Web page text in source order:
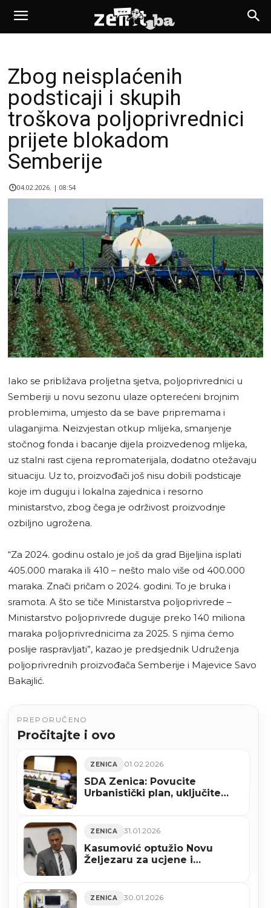
Zbog neisplaćenih
podsticaji i skupih
troškova poljoprivrednici
prijete blokadom
Semberije
04.02.2026. | 08:54
Iako se približava proljetna sjetva, poljoprivrednici u
Semberiji u novu sezonu ulaze opterećeni brojnim
problemima, umjesto da se bave pripremama i
ulaganjima. Neizvjestan otkup mlijeka, smanjenje
stočnog fonda i bacanje dijela proizvedenog mlijeka,
uz stalni rast cijena repromaterijala, dodatno otežavaju
situaciju. Uz to, proizvođači još nisu dobili podsticaje
koje im duguju i lokalna zajednica i resorno
ministarstvo, zbog čega je održivost proizvodnje
ozbiljno ugrožena.
“Za 2024. godinu ostalo je još da grad Bijeljina isplati
405.000 maraka ili 410 – nešto malo više od 400.000
maraka. Znači pričam o 2024. godini. To je bruka i
sramota. A što se tiče Ministarstva poljoprivrede –
Ministarstvo poljoprivrede duguje preko 140 miliona
maraka poljoprivrednicima za 2025. S njima ćemo
poslije raspravljati”, kazao je predsjednik Udruženja
poljoprivrednih proizvođača Semberije i Majevice Savo
Bakajlić.
PREPORUČENO
Pročitajte i ovo
ZENICA 01.02.2026
SDA Zenica: Povucite
Urbanistički plan, uključite
ZENICA 31.01.2026
Kasumović optužio Novu
Željezaru za ucjene i
ZENICA 30.01.2026